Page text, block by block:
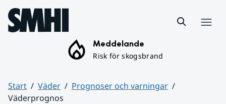
Hoppa till sidans innehåll
Meddelande
Risk för skogsbrand
Start Väder
Prognoser och varningar
Väderprognos